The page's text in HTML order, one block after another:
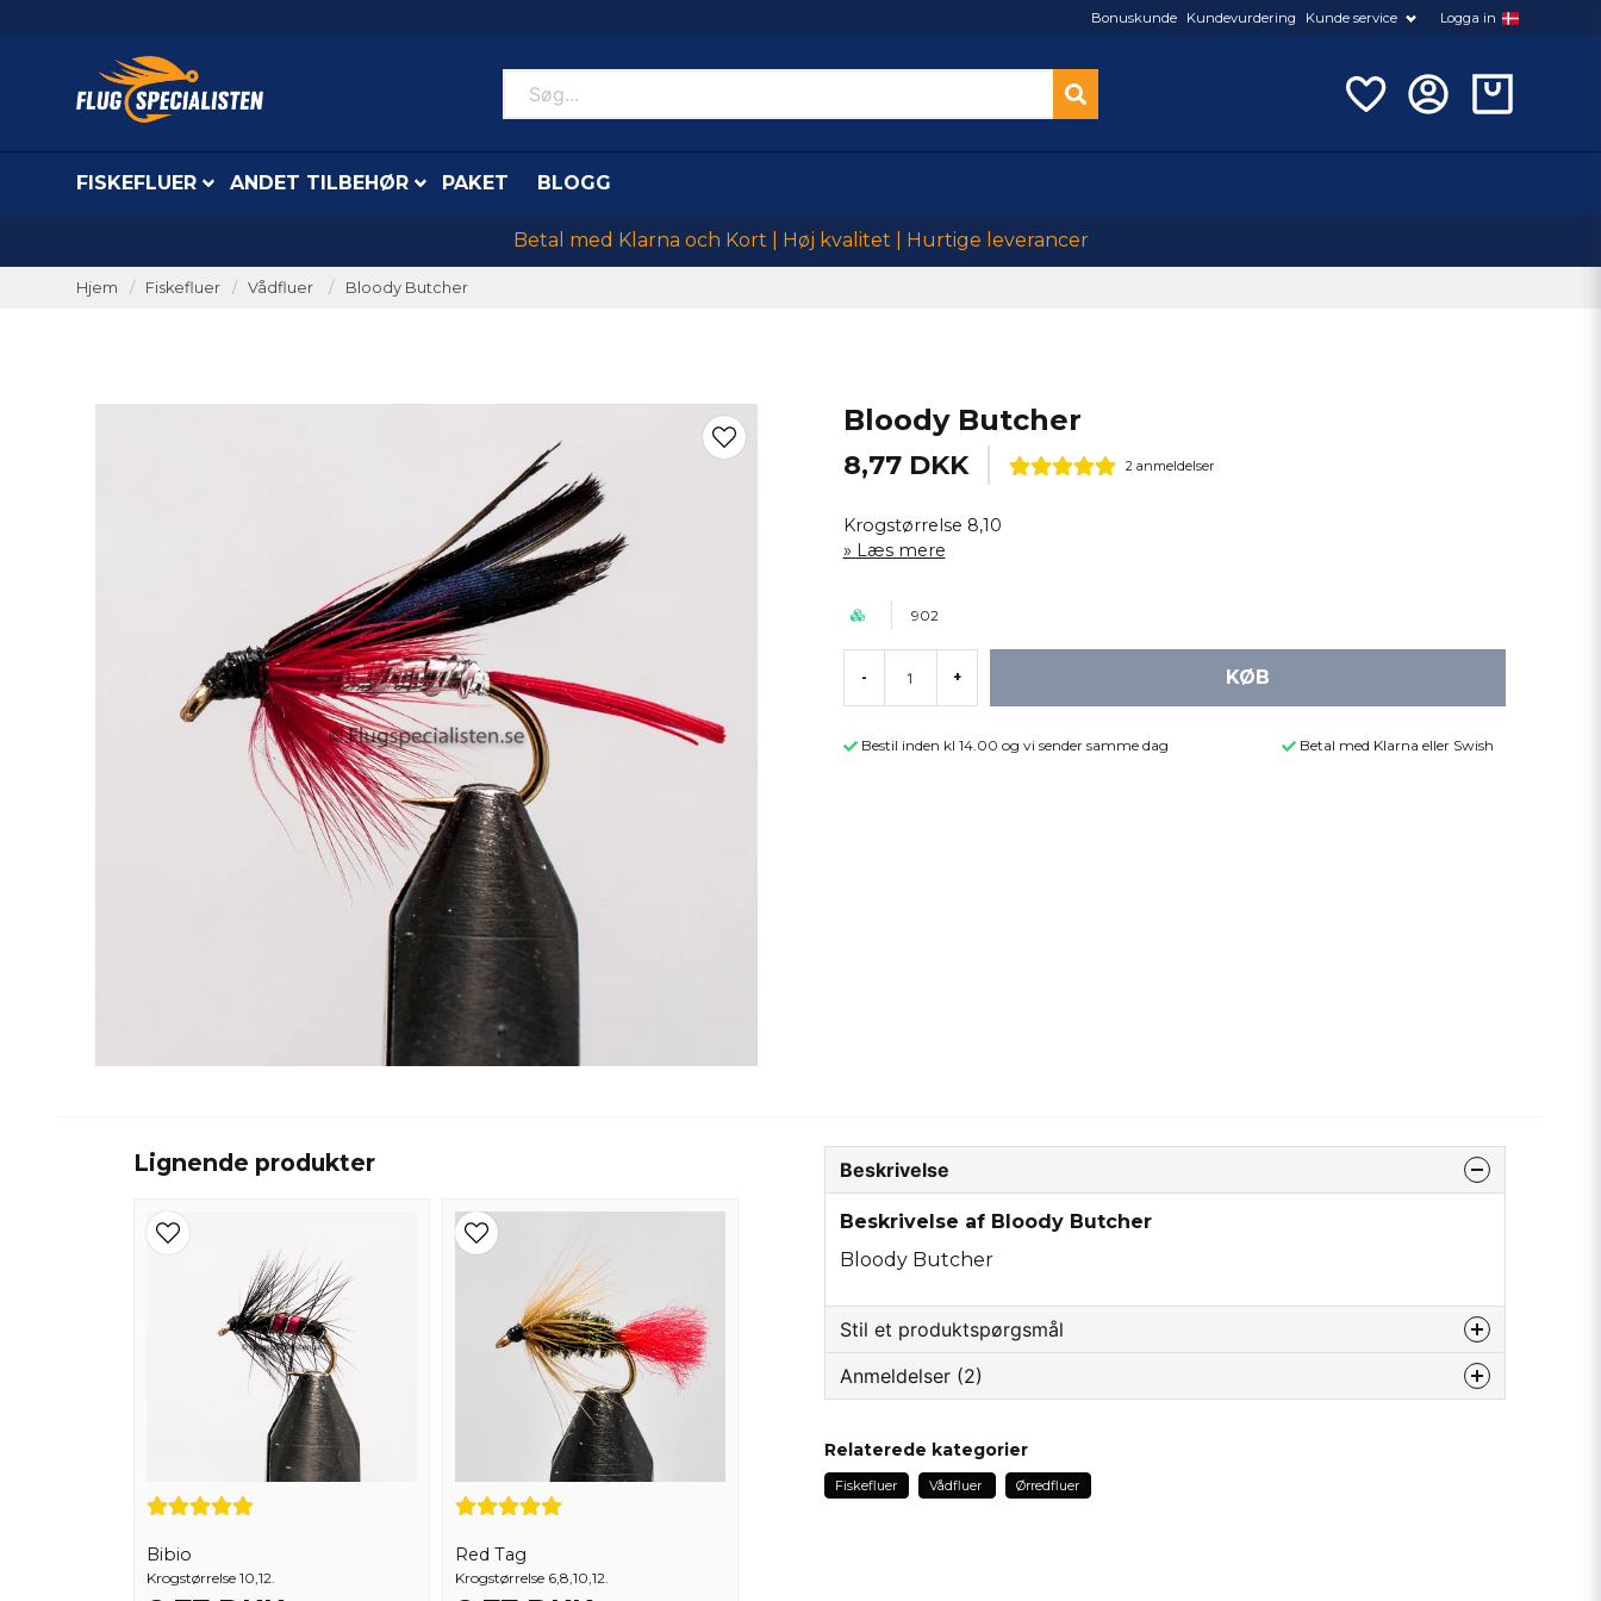
Bonuskunde Kundevurdering Kunde service Logga in
FISKEFLUER ANDET TILBEHØR PAKET BLOGG
Betal med Klarna och Kort | Høj kvalitet | Hurtige leverancer
Hjem Fiskefluer Vådfluer Bloody Butcher
Bloody Butcher
8,77 DKK 2 anmeldelser
Krogstørrelse 8,10
Læs mere
902
- + KØB
Bestil inden kl 14.00 og vi sender samme dag Betal med Klarna eller Swish
Lignende produkter
Bibio
Krogstørrelse 10,12.
Red Tag
Krogstørrelse 6,8,10,12.
Beskrivelse
Beskrivelse af Bloody Butcher
Bloody Butcher
Stil et produktspørgsmål
question
Anmeldelser (2)
Sven Olof
Relaterede kategorier
Fiskefluer Vådfluer Ørredfluer